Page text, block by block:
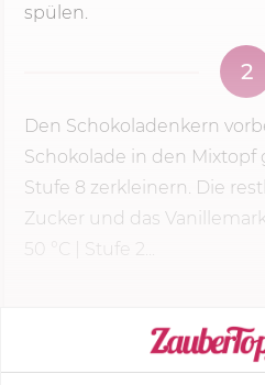
spülen.
2
Den Schokoladenkern
Schokolade in den Mixtopf
Stufe 8 zerkleinern. Die
Zucker und das
50 °C
| Stufe 2...
KOCHMODUS